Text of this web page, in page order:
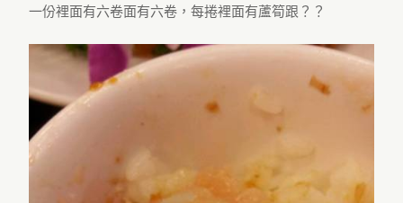
一份裡面有六卷面有六卷，每捲裡面有蘆筍跟？？